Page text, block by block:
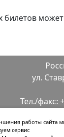
ул.
Тел./факс:
E-mail:
работы сайта
сервис